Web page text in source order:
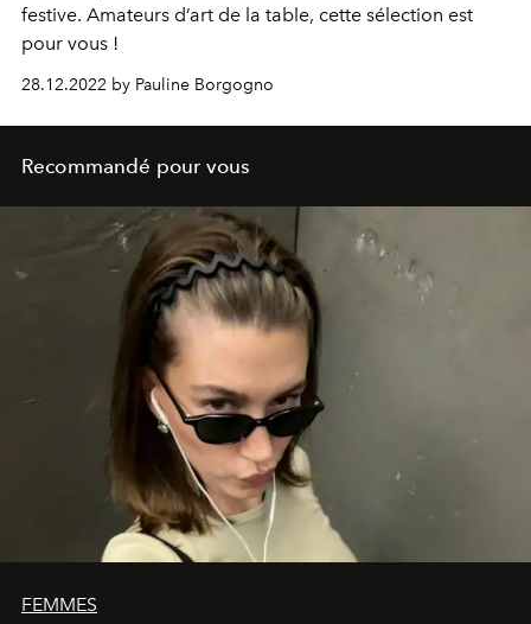
festive. Amateurs d’art de la table, cette sélection est
pour vous !
28.12.2022 by Pauline Borgogno
Recommandé pour vous
FEMMES